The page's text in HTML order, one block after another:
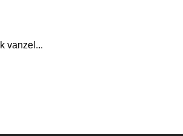
vanzel...